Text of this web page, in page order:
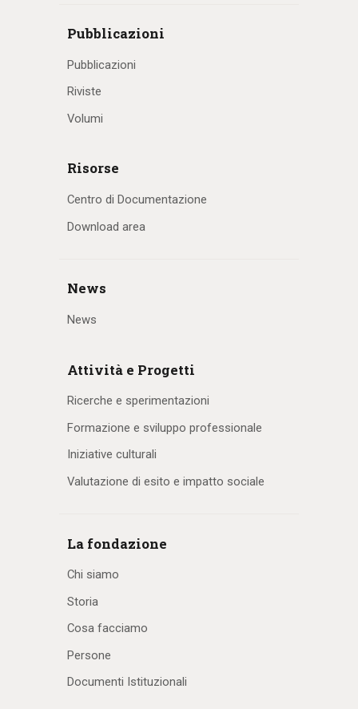
Pubblicazioni
Pubblicazioni
Riviste
Volumi
Risorse
Centro di Documentazione
Download area
News
News
Attività e Progetti
Ricerche e sperimentazioni
Formazione e sviluppo professionale
Iniziative culturali
Valutazione di esito e impatto sociale
La fondazione
Chi siamo
Storia
Cosa facciamo
Persone
Documenti Istituzionali